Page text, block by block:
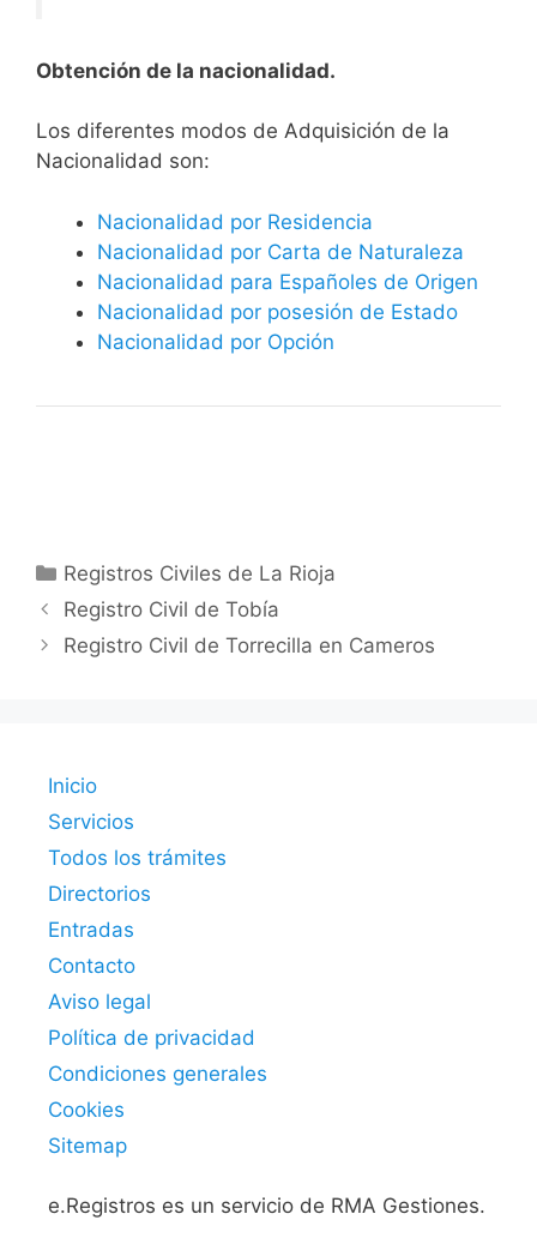
Obtención de la nacionalidad.
​​​Los diferentes modos de Adquisición de la
Nacionalidad son:
Nacionalidad por Residencia
Nacionalidad por Carta de Naturaleza
Nacionalidad para Españoles de Origen
Nacionalidad por posesión de Estado
Nacionalidad por Opción
Categorías
Registros Civiles de La Rioja
Registro Civil de Tobía
Registro Civil de Torrecilla en Cameros
Inicio
Servicios
Todos los trámites
Directorios
Entradas
Contacto
Aviso legal
Política de privacidad
Condiciones generales
Cookies
Sitemap
e.Registros es un servicio de RMA Gestiones.